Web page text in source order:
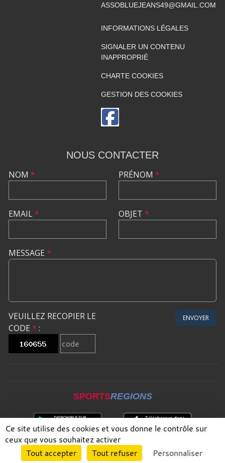
ASSOBLUEJEANS49@GMAIL.COM
INFORMATIONS LÉGALES
SIGNALER UN CONTENU
INAPPROPRIÉ
CHARTE COOKIES
GESTION DES COOKIES
NOUS CONTACTER
NOM *
EMAIL*
PRÉNOM *
OBJET *
MESSAGE *
VEUILLEZ RECOPIER LE
CODE * :
ENVOYER
SPORTSREGIONS
Envie de participer ? CONNEXION
Ce site utilise des cookies et vous donne le contrôle sur
ceux que vous souhaitez activer
Tout accepter
Tout refuser Personnaliser